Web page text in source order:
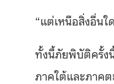
“แต่เหนือสิ่งอื่นใ
ทั้งนี้ภัยพิบัติครั้ง
ภาคใต้และภาค